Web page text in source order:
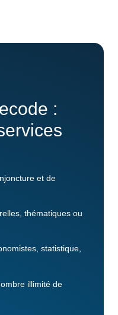
:
et de
thématiques ou
statistique,
illimité de